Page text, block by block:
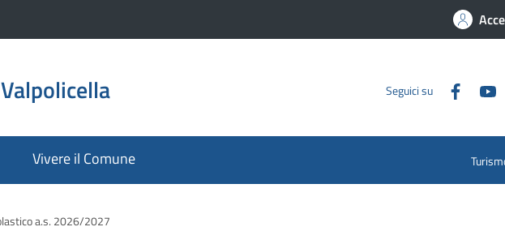
Seguici su
Vivere il Comune
a.s. 2026/2027